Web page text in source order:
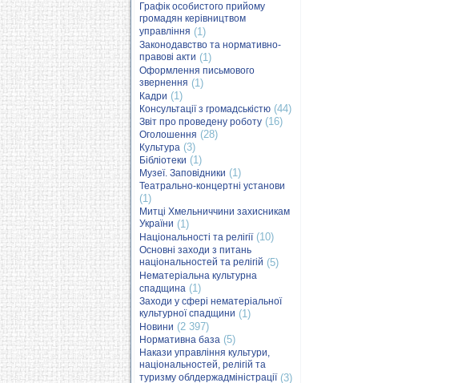
Графік особистого прийому
громадян керівництвом
управління (1)
Законодавство та нормативно-
правові акти (1)
Оформлення письмового
звернення (1)
Кадри (1)
Консультації з громадськістю (44)
Звіт про проведену роботу (16)
Оголошення (28)
Культура (3)
Бібліотеки (1)
Музеї. Заповідники (1)
Театрально-концертні установи
(1)
Митці Хмельниччини захисникам
України (1)
Національності та релігії(10)
Основні заходи з питань
національностей та релігій (5)
Нематеріальна культурна
спадщина (1)
Заходи у сфері нематеріальної
культурної спадщини (1)
Новини (2 397)
Нормативна база (5)
Накази управління культури,
національностей, релігій та
туризму облдержадміністрації(3)